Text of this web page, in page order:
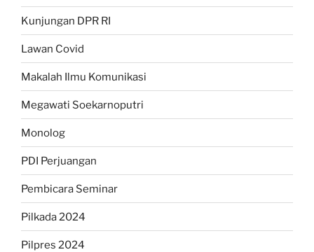
Kunjungan DPR RI
Lawan Covid
Makalah Ilmu Komunikasi
Megawati Soekarnoputri
Monolog
PDI Perjuangan
Pembicara Seminar
Pilkada 2024
Pilpres 2024